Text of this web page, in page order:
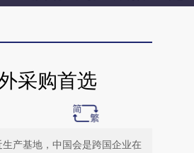
采购首选
产基地，中国会是跨国企业在